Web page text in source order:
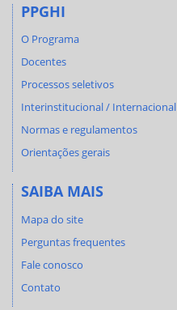
PPGHI
O Programa
Docentes
Processos seletivos
Interinstitucional / Internacional
Normas e regulamentos
Orientações gerais
SAIBA MAIS
Mapa do site
Perguntas frequentes
Fale conosco
Contato